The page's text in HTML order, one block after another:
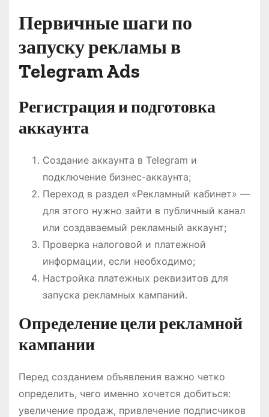
Первичные шаги по
запуску рекламы в
Telegram Ads
Регистрация и подготовка
аккаунта
Создание аккаунта в Telegram и
подключение бизнес-аккаунта;
Переход в раздел «Рекламный кабинет» —
для этого нужно зайти в публичный канал
или создаваемый рекламный аккаунт;
Проверка налоговой и платежной
информации, если необходимо;
Настройка платежных реквизитов для
запуска рекламных кампаний.
Определение цели рекламной
кампании
Перед созданием объявления важно четко
определить, чего именно хочется добиться:
увеличение продаж, привлечение подписчиков